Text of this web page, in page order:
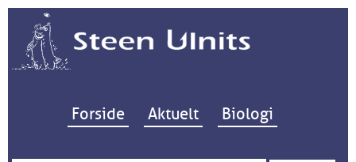
Hop til indhold
Forside Aktuelt Biologi